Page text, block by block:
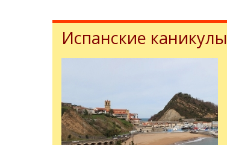
Испанские каникулы